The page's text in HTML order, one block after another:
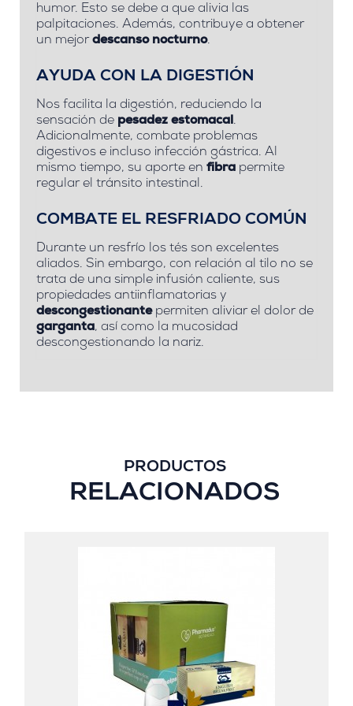
humor. Esto se debe a que alivia las
palpitaciones. Además, contribuye a obtener
un mejordescanso nocturno.
AYUDA CON LA DIGESTIÓN
Nos facilita la digestión, reduciendo la
sensación de pesadez estomacal.
Adicionalmente, combate problemas
digestivos e incluso infección gástrica. Al
mismo tiempo, su aporte en fibra permite
regular el tránsito intestinal.
COMBATE EL RESFRIADO COMÚN
Durante un resfrío los tés son excelentes
aliados. Sin embargo, con relación al tilo no se
trata de una simple infusión caliente, sus
propiedades antiinflamatorias y
descongestionantepermiten aliviar el dolor de
garganta, así como la mucosidad
descongestionando la nariz.
PRODUCTOS
RELACIONADOS